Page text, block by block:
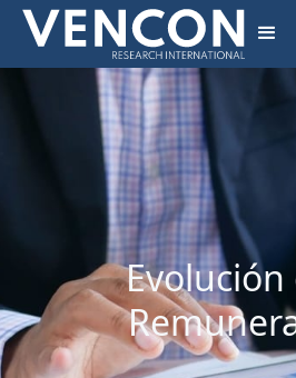
Evolución